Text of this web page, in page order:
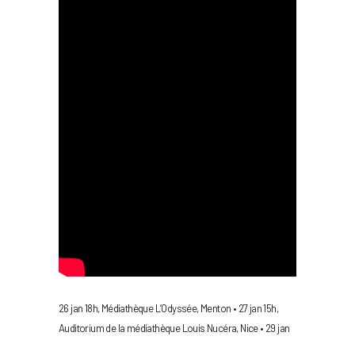
26 jan 18h, Médiathèque L’Odyssée, Menton • 27 jan 15h,
Auditorium de la médiathèque Louis Nucéra, Nice • 29 jan